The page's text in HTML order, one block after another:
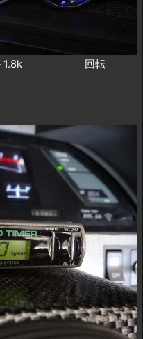
ト1.8k 回転